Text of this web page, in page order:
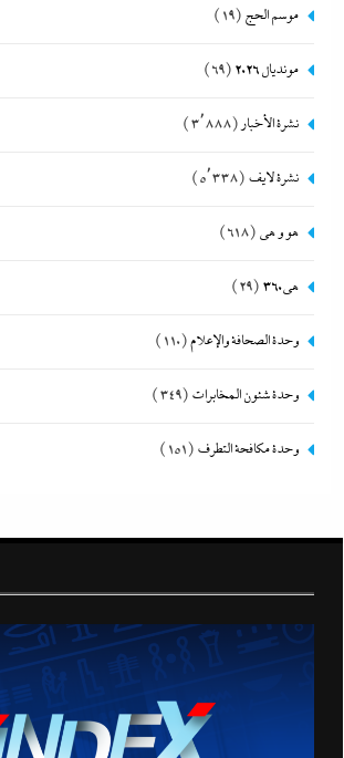
موسم الحج (19)
مونديال 2026 (69)
نشرة الأخبار (3٬888)
نشرة لايف (5٬338)
هو و هي (618)
هى360 (29)
وحدة الصحافة والإعلام(110)
وحدة شئون المخابرات (349)
وحدة مكافحة التطرف (151)